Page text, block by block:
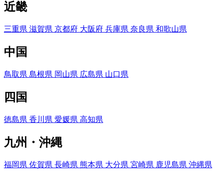
近畿
三重県 滋賀県 京都府 大阪府 兵庫県 奈良県 和歌山県
中国
鳥取県 島根県 岡山県 広島県 山口県
四国
徳島県 香川県 愛媛県 高知県
九州・沖縄
福岡県 佐賀県 長崎県 熊本県 大分県 宮崎県 鹿児島県 沖縄県